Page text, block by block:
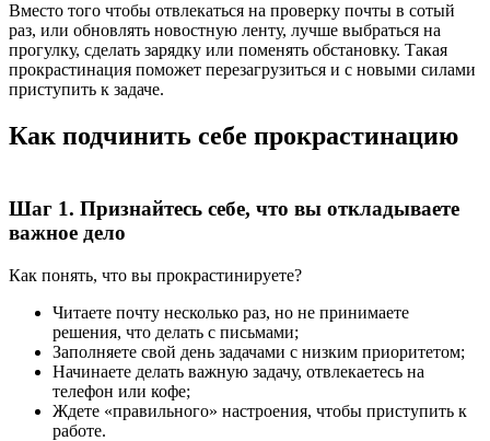
Вместо того чтобы отвлекаться на проверку почты в сотый
раз, или обновлять новостную ленту, лучше выбраться на
прогулку, сделать зарядку или поменять обстановку. Такая
прокрастинация поможет перезагрузиться и с новыми силами
приступить к задаче.
Как подчинить себе прокрастинацию
Шаг 1. Признайтесь себе, что вы откладываете
важное дело
Как понять, что вы прокрастинируете?
Читаете почту несколько раз, но не принимаете
решения, что делать с письмами;
Заполняете свой день задачами с низким приоритетом;
Начинаете делать важную задачу, отвлекаетесь на
телефон или кофе;
Ждете «правильного» настроения, чтобы приступить к
работе.